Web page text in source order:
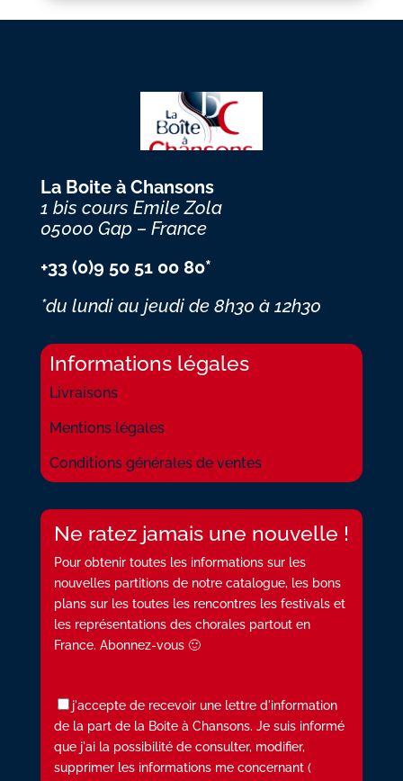
La Boite à Chansons
1 bis cours Emile Zola
05000 Gap – France
+33 (0)9 50 51 00 80*
*du lundi au jeudi de 8h30 à 12h30
Informations légales
Livraisons
Mentions légales
Conditions générales de ventes
Ne ratez jamais une nouvelle !
Pour obtenir toutes les informations sur les
nouvelles partitions de notre catalogue, les bons
plans sur les toutes les rencontres les festivals et
les représentations des chorales partout en
France. Abonnez-vous 🙂
j'accepte de recevoir une lettre d'information
de la part de la Boite à Chansons. Je suis informé
que j'ai la possibilité de consulter, modifier,
supprimer les informations me concernant (